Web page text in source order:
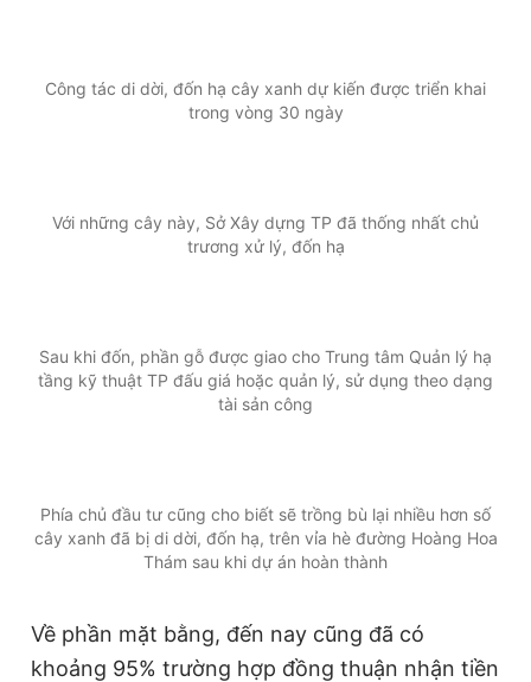
Công tác di dời, đốn hạ cây xanh dự kiến được triển khai
trong vòng 30 ngày
Với những cây này, Sở Xây dựng TP đã thống nhất chủ
trương xử lý, đốn hạ
Sau khi đốn, phần gỗ được giao cho Trung tâm Quản lý hạ
tầng kỹ thuật TP đấu giá hoặc quản lý, sử dụng theo dạng
tài sản công
Phía chủ đầu tư cũng cho biết sẽ trồng bù lại nhiều hơn số
cây xanh đã bị di dời, đốn hạ, trên vỉa hè đường Hoàng Hoa
Thám sau khi dự án hoàn thành
Về phần mặt bằng, đến nay cũng đã có
khoảng 95% trường hợp đồng thuận nhận tiền